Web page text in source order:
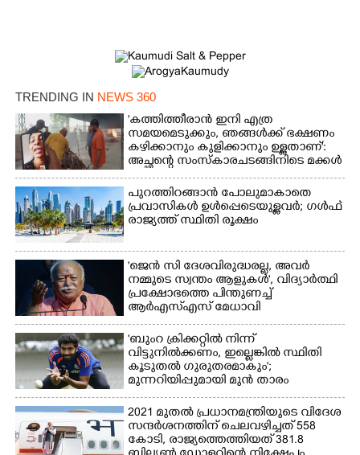
TRENDING IN NEWS 360
'കത്തിത്തീരാൻ ഇനി എത്ര
സമയമെടുക്കും, ഞങ്ങൾക്ക് ഭക്ഷണം
കഴിക്കാനും കുളിക്കാനും ഉള്ളതാണ്':
അച്ഛന്റെ സംസ്കാരചടങ്ങിനിടെ മക്കൾ
പുറത്തിറങ്ങാൻ പോലുമാകാതെ
പ്രവാസികൾ ഉൾപ്പെടെയുള്ളവർ; ഗൾഫ്
രാജ്യത്ത് സ്ഥിതി രൂക്ഷം
'ജെൻ സി ദേശവിരുദ്ധരല്ല, അവർ
നമ്മുടെ സ്വന്തം ആളുകൾ', വിദ്യാർത്ഥി
പ്രക്ഷോഭത്തെ പിന്തുണച്ച്
ആർഎസ്‌എസ് മേധാവി
'ബുംറ ക്രിക്കറ്റിൽ നിന്ന്
വിട്ടുനിൽക്കണം, ഇല്ലെങ്കിൽ സ്ഥിതി
കൂടുതൽ ഗുരുതരമാകും';
മുന്നറിയിപ്പുമായി മുൻ താരം
2021 മുതൽ പ്രധാനമന്ത്രിയുടെ വിദേശ
സന്ദർശനത്തിന് ചെലവഴിച്ചത് 558
കോടി, രാജ്യത്തെത്തിയത് 381.8